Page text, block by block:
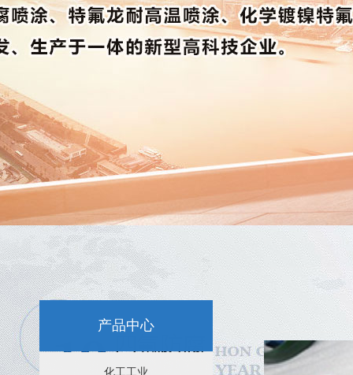
新闻资讯： 特氟龙喷涂-选择苏州四氟防腐科技
苏州特氟龙喷涂后表面容易脱皮是怎么回事？
苏州特氟龙喷涂后的不粘性能分析
苏州特氟龙喷涂效果的影响因素
产品中心
化工工业